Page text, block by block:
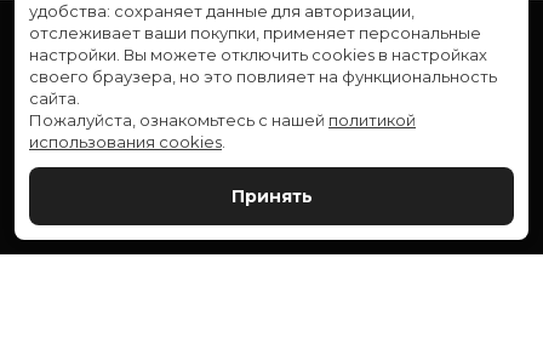
Расписание
Скоро в кино
Служба поддержки
удобства: сохраняет данные для авторизации,
отслеживает ваши покупки, применяет персональные
настройки. Вы можете отключить cookies в настройках
своего браузера, но это повлияет на функциональность
сайта.
Пожалуйста, ознакомьтесь с нашей политикой
использования cookies
Принять